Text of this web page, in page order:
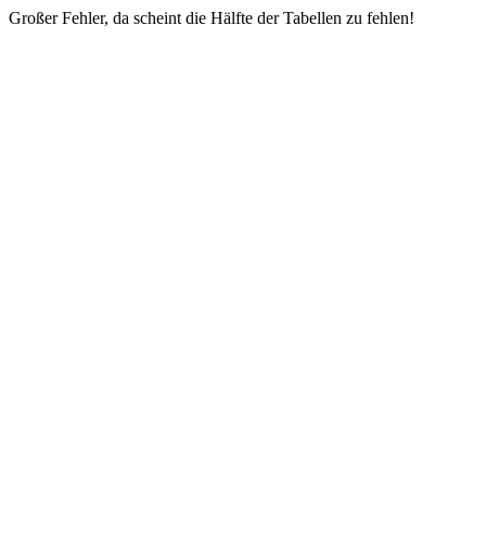
Großer Fehler, da scheint die Hälfte der Tabellen zu fehlen!